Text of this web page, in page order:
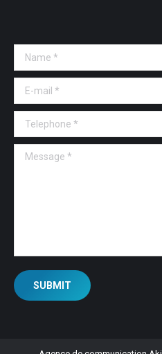
Name *
E-mail *
Telephone *
Message *
SUBMIT